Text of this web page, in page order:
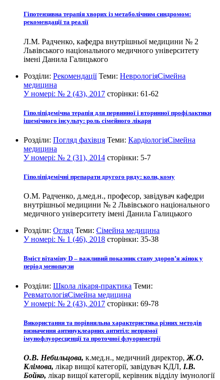
Гіпотензивна терапія хворих із метаболічним синдромом:
рекомендації та реалії
Л.М. Радченко, кафедра внутрішньої медицини № 2
Львівського національного медичного університету
імені Данила Галицького
Розділи: Рекомендації Теми: НеврологіяСімейна
медицина
У номері: № 2 (43), 2017 сторінки: 61-62
Гіполіпідемічна терапія для первинної і вторинної профілактики
ішемічного інсульту: роль сімейного лікаря
Розділи: Погляд фахівця Теми: КардіологіяСімейна
медицина
У номері: № 2 (31), 2014 сторінки: 5-7
Гіполіпідемічні препарати другого ряду: коли, кому
О.М. Радченко, д.мед.н., професор, завідувач кафедри
внутрішньої медицини № 2 Львівського національного
медичного університету імені Данила Галицького
Розділи: Огляд Теми: Сімейна медицина
У номері: № 1 (46), 2018 сторінки: 35-38
Вміст вітаміну D – важливий показник стану здоров’я жінок у
період менопаузи
Розділи: Школа лікаря-практика Теми:
РевматологіяСімейна медицина
У номері: № 2 (43), 2017 сторінки: 69-78
Використання та порівняльна характеристика різних методів
визначення антинуклеарних антитіл: непрямої
імунофлуоресценції та проточної флуориметрії
О.В. Небильцова, к.мед.н., медичний директор, Ж.О.
Клімова, лікар вищої категорії, завідувач КДЛ, І.В.
Бойко, лікар вищої категорії, керівник відділу імунології